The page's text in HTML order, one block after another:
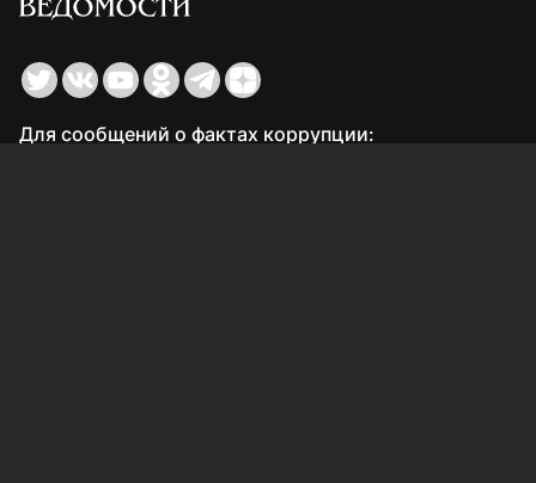
Для сообщений о фактах коррупции: